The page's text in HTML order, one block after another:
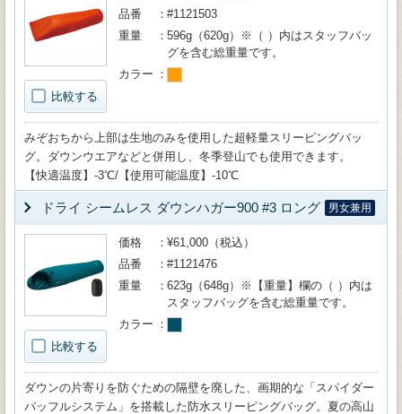
比較する
品番
#1121503
重量
596g（620g）※（ ）内はスタッフバッ
グを含む総重量です。
カラー
みぞおちから上部は生地のみを使用した超軽量スリーピングバッ
グ。ダウンウエアなどと併用し、冬季登山でも使用できます。
【快適温度】-3℃/【使用可能温度】-10℃
ドライ シームレス ダウンハガー900 #3 ロング 男女兼用
比較する
価格
¥61,000（税込）
品番
#1121476
重量
623g（648g）※【重量】欄の（ ）内は
スタッフバッグを含む総重量です。
カラー
ダウンの片寄りを防ぐための隔壁を廃した、画期的な「スパイダー
バッフルシステム」を搭載した防水スリーピングバッグ。夏の高山